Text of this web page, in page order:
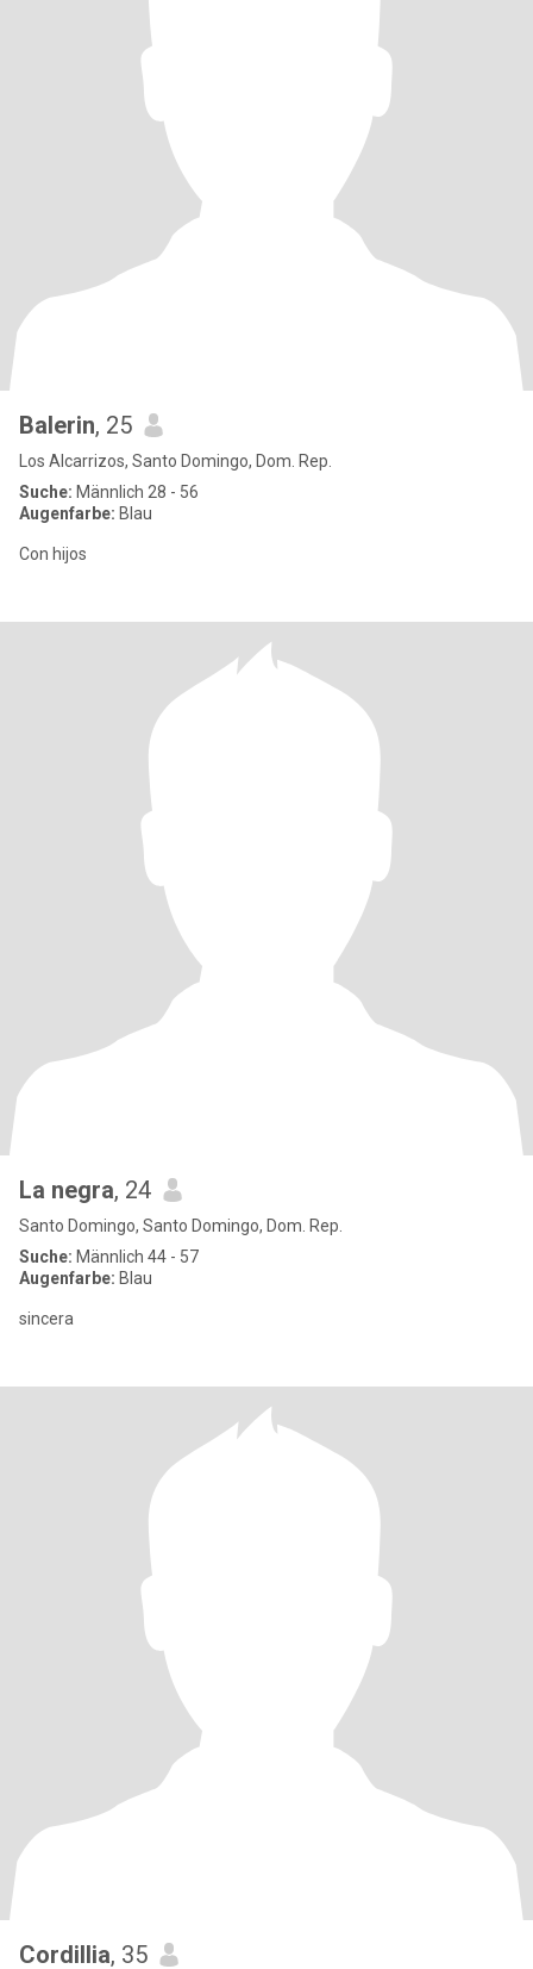
Balerin, 25
Los Alcarrizos, Santo Domingo, Dom. Rep.
Suche: Männlich 28 - 56
Augenfarbe: Blau
Con hijos
La negra, 24
Santo Domingo, Santo Domingo, Dom. Rep.
Suche: Männlich 44 - 57
Augenfarbe: Blau
sincera
Cordillia, 35